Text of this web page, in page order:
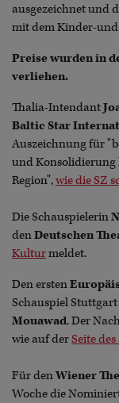
ausgezeichnet und
mit dem Kinder-
Preise wurden in
verliehen.
Thalia-Intendant
Baltic Star
Auszeichnung für
und Konsolidierung
Region",wie die SZ
Die Schauspielerin
denDeutschen
Kulturmeldet.
Den ersten
Schauspiel
Mouawad. Der
wie auf derSeite des
Für denWiener
Woche die